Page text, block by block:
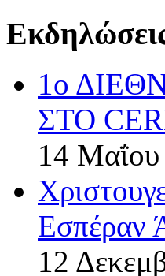
1ο
ΣΤΟ
14
Εσπέραν
12